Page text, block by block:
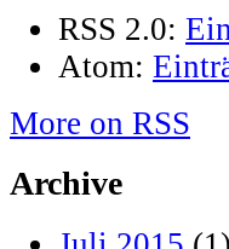
RSS 2.0:
Atom:
More on RSS
Archive